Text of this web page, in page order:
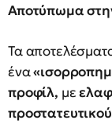
Αποτύπωμα
Τα
ένα
προφίλ, με